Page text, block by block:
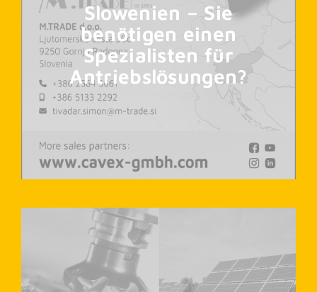
Slowenien – Sie
benötigen einen
Spezialisten für
Antriebslösungen?